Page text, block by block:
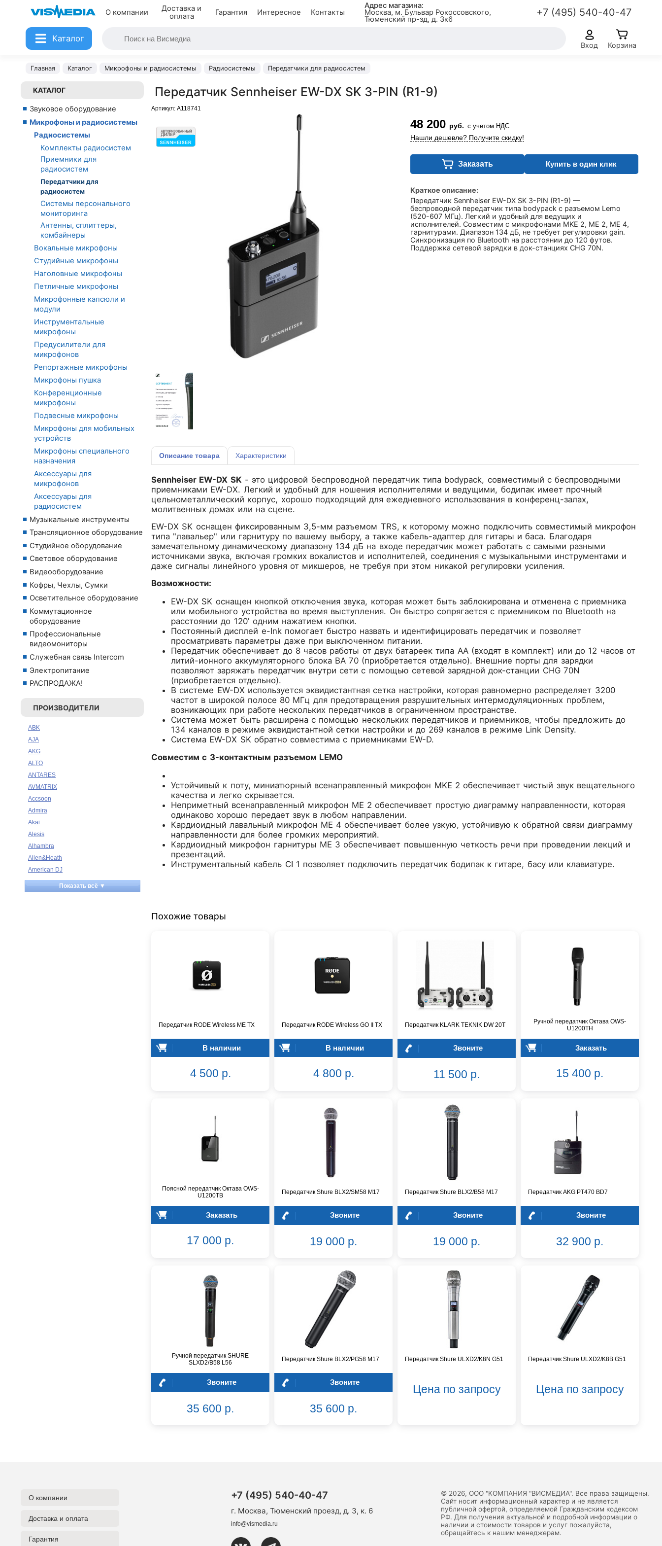
О компании
Доставка и
оплата
Гарантия Интересное Контакты
Адрес магазина:
Москва, м. Бульвар Рокоссовского,
Тюменский пр-зд, д. 3к6
+7 (495) 540-40-47
Каталог
Вход Корзина
Главная Каталог Микрофоны и радиосистемы Радиосистемы Передатчики для радиосистем
КАТАЛОГ
Звуковое оборудование
Микрофоны и радиосистемы
Радиосистемы
Комплекты радиосистем
Приемники для
радиосистем
Передатчики для
радиосистем
Системы персонального
мониторинга
Антенны, сплиттеры,
комбайнеры
Вокальные микрофоны
Студийные микрофоны
Наголовные микрофоны
Петличные микрофоны
Микрофонные капсюли и
модули
Инструментальные
микрофоны
Предусилители для
микрофонов
Репортажные микрофоны
Микрофоны пушка
Конференционные
микрофоны
Подвесные микрофоны
Микрофоны для мобильных
устройств
Микрофоны специального
назначения
Аксессуары для
микрофонов
Аксессуары для
радиосистем
Музыкальные инструменты
Трансляционное оборудование
Студийное оборудование
Световое оборудование
Видеооборудование
Кофры, Чехлы, Сумки
Осветительное оборудование
Коммутационное
оборудование
Профессиональные
видеомониторы
Служебная связь Intercom
Электропитание
РАСПРОДАЖА!
ПРОИЗВОДИТЕЛИ
ABK
AJA
AKG
ALTO
ANTARES
AVMATRIX
Accsoon
Admira
Akai
Alesis
Alhambra
Allen&Heath
American DJ
Ampeg
Apart
Genelec
Gibson
Godox
Показать всё ▼
Передатчик Sennheiser EW-DX SK 3-PIN (R1-9)
Артикул: A118741
48 200 руб. с учетом НДС
Нашли дешевле? Получите скидку!
Заказать Купить в один клик
Краткое описание:
Передатчик Sennheiser EW-DX SK 3-PIN (R1-9) —
беспроводной передатчик типа bodypack с разъемом Lemo
(520-607 МГц). Легкий и удобный для ведущих и
исполнителей. Совместим с микрофонами MKE 2, ME 2, ME 4,
гарнитурами. Диапазон 134 дБ, не требует регулировки gain.
Синхронизация по Bluetooth на расстоянии до 120 футов.
Поддержка сетевой зарядки в док-станциях CHG 70N.
Описание товара Характеристики
Sennheiser EW-DX SK - это цифровой беспроводной передатчик типа bodypack, совместимый с беспроводными
приемниками EW-DX. Легкий и удобный для ношения исполнителями и ведущими, бодипак имеет прочный
цельнометаллический корпус, хорошо подходящий для ежедневного использования в конференц-залах,
молитвенных домах или на сцене.
EW-DX SK оснащен фиксированным 3,5-мм разъемом TRS, к которому можно подключить совместимый микрофон
типа "лавальер" или гарнитуру по вашему выбору, а также кабель-адаптер для гитары и баса. Благодаря
замечательному динамическому диапазону 134 дБ на входе передатчик может работать с самыми разными
источниками звука, включая громких вокалистов и исполнителей, соединения с музыкальными инструментами и
даже сигналы линейного уровня от микшеров, не требуя при этом никакой регулировки усиления.
Возможности:
EW-DX SK оснащен кнопкой отключения звука, которая может быть заблокирована и отменена с приемника
или мобильного устройства во время выступления. Он быстро сопрягается с приемником по Bluetooth на
расстоянии до 120' одним нажатием кнопки.
Постоянный дисплей e-Ink помогает быстро назвать и идентифицировать передатчик и позволяет
просматривать параметры даже при выключенном питании.
Передатчик обеспечивает до 8 часов работы от двух батареек типа AA (входят в комплект) или до 12 часов от
литий-ионного аккумуляторного блока BA 70 (приобретается отдельно). Внешние порты для зарядки
позволяют заряжать передатчик внутри сети с помощью сетевой зарядной док-станции CHG 70N
(приобретается отдельно).
В системе EW-DX используется эквидистантная сетка настройки, которая равномерно распределяет 3200
частот в широкой полосе 80 МГц для предотвращения разрушительных интермодуляционных проблем,
возникающих при работе нескольких передатчиков в ограниченном пространстве.
Система может быть расширена с помощью нескольких передатчиков и приемников, чтобы предложить до
134 каналов в режиме эквидистантной сетки настройки и до 269 каналов в режиме Link Density.
Система EW-DX SK обратно совместима с приемниками EW-D.
Совместим с 3-контактным разъемом LEMO
Устойчивый к поту, миниатюрный всенаправленный микрофон MKE 2 обеспечивает чистый звук вещательного
качества и легко скрывается.
Неприметный всенаправленный микрофон ME 2 обеспечивает простую диаграмму направленности, которая
одинаково хорошо передает звук в любом направлении.
Кардиоидный лавальный микрофон ME 4 обеспечивает более узкую, устойчивую к обратной связи диаграмму
направленности для более громких мероприятий.
Кардиоидный микрофон гарнитуры ME 3 обеспечивает повышенную четкость речи при проведении лекций и
презентаций.
Инструментальный кабель CI 1 позволяет подключить передатчик бодипак к гитаре, басу или клавиатуре.
Похожие товары
Передатчик RODE Wireless ME TX
В наличии
4 500 р.
Передатчик RODE Wireless GO II TX
В наличии
4 800 р.
Передатчик KLARK TEKNIK DW 20T
Звоните
11 500 р.
Ручной передатчик Октава OWS-
U1200TH
Заказать
15 400 р.
Поясной передатчик Октава OWS-
U1200TB
Заказать
17 000 р.
Передатчик Shure BLX2/SM58 M17
Звоните
19 000 р.
Передатчик Shure BLX2/B58 M17
Звоните
19 000 р.
Передатчик AKG PT470 BD7
Звоните
32 900 р.
Ручной передатчик SHURE
SLXD2/B58 L56
Звоните
35 600 р.
Передатчик Shure BLX2/PG58 M17
Звоните
35 600 р.
Передатчик Shure ULXD2/K8N G51
Цена по запросу
Передатчик Shure ULXD2/K8B G51
Цена по запросу
О компании
Доставка и оплата
Гарантия
+7 (495) 540-40-47
г. Москва, Тюменский проезд, д. 3, к. 6
info@vismedia.ru
© 2026, ООО "КОМПАНИЯ "ВИСМЕДИА". Все права защищены.
Сайт носит информационный характер и не является
публичной офертой, определяемой Гражданским кодексом
РФ. Для получения актуальной и подробной информации о
наличии и стоимости товаров и услуг пожалуйста,
обращайтесь к нашим менеджерам.